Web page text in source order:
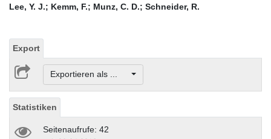
Lee, Y. J.; Kemm, F.; Munz, C. D.; Schneider, R.
Export
Exportieren als ...
Statistiken
Seitenaufrufe: 42